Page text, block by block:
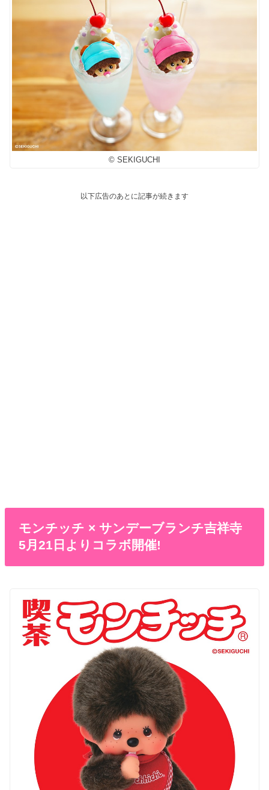
© SEKIGUCHI
以下広告のあとに記事が続きます
モンチッチ × サンデーブランチ吉祥寺
5月21日よりコラボ開催!